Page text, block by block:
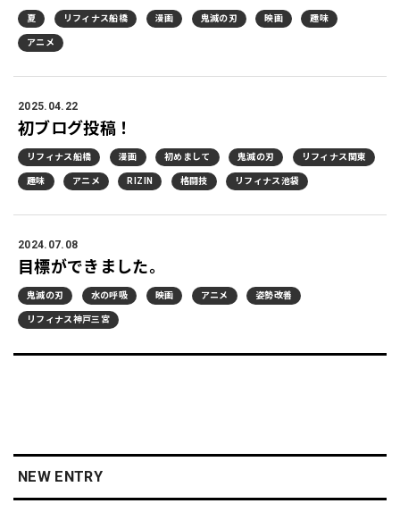
夏 リフィナス船橋 漫画 鬼滅の刃 映画 趣味
アニメ
2025.04.22
初ブログ投稿！
リフィナス船橋 漫画 初めまして 鬼滅の刃 リフィナス関東
趣味 アニメ RIZIN 格闘技 リフィナス池袋
2024.07.08
目標ができました。
鬼滅の刃 水の呼吸 映画 アニメ 姿勢改善
リフィナス神戸三宮
NEW ENTRY